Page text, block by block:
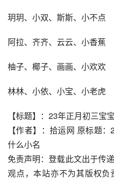
玥玥、小双、斯斯、小不点
阿拉、齐齐、云云、小香蕉
柚子、椰子、画画、小欢欢
林林、小依、小宝、小老虎
【标题】：23年正月初三宝
【作者】：拾运网 原标题
什么小名
免责声明：登载此文出于传
观点，本站亦不为其版权